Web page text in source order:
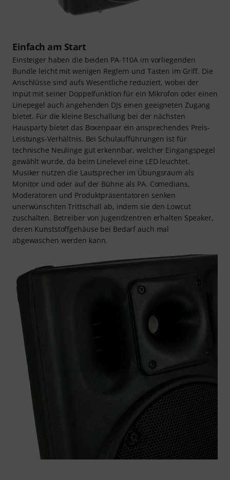
Einfach am Start
Einsteiger haben die beiden PA-110A im vorliegenden
Bundle leicht mit wenigen Reglern und Tasten im Griff. Die
Anschlüsse sind aufs Wesentliche reduziert, wobei der
Input mit seiner Doppelfunktion für ein Mikrofon oder einen
Linepegel auch angehenden DJs einen geeigneten Zugang
bietet. Für die kleine Beschallung bei der nächsten
Hausparty bietet das Boxenpaar ein ansprechendes Preis-
Leistungs-Verhältnis. Bei Schulaufführungen ist für
technische Neulinge gut erkennbar, welcher Eingangspegel
gewählt wurde, da beim Linelevel eine LED leuchtet.
Musiker nutzen die Lautsprecher im Übungsraum als
Monitor und oder auf der Bühne als PA. Comedians,
Moderatoren und Produktpräsentatoren senken
unerwünschten Trittschall ab, indem sie den Lowcut
zuschalten. Betreiber von Jugendzentren erhalten Speaker,
deren Kunststoffgehäuse bei Bedarf auch mal
abgewaschen werden kann.